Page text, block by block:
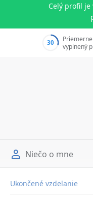
Celý profil
30
Priemerne
vyplnený
Niečo o mne
Ukončené vzdelanie